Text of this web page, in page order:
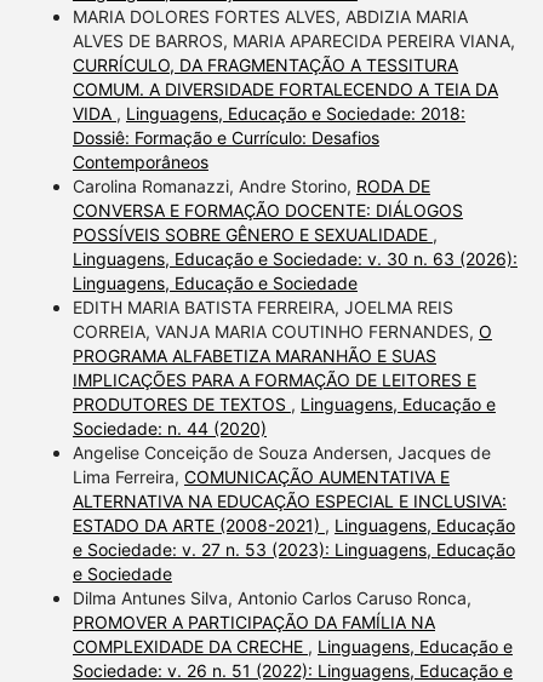
MARIA DOLORES FORTES ALVES, ABDIZIA MARIA
ALVES DE BARROS, MARIA APARECIDA PEREIRA VIANA,
CURRÍCULO, DA FRAGMENTAÇÃO A TESSITURA
COMUM. A DIVERSIDADE FORTALECENDO A TEIA DA
VIDA , Linguagens, Educação e Sociedade: 2018:
Dossiê: Formação e Currículo: Desafios
Contemporâneos
Carolina Romanazzi, Andre Storino, RODA DE
CONVERSA E FORMAÇÃO DOCENTE: DIÁLOGOS
POSSÍVEIS SOBRE GÊNERO E SEXUALIDADE ,
Linguagens, Educação e Sociedade: v. 30 n. 63 (2026):
Linguagens, Educação e Sociedade
EDITH MARIA BATISTA FERREIRA, JOELMA REIS
CORREIA, VANJA MARIA COUTINHO FERNANDES, O
PROGRAMA ALFABETIZA MARANHÃO E SUAS
IMPLICAÇÕES PARA A FORMAÇÃO DE LEITORES E
PRODUTORES DE TEXTOS , Linguagens, Educação e
Sociedade: n. 44 (2020)
Angelise Conceição de Souza Andersen, Jacques de
Lima Ferreira, COMUNICAÇÃO AUMENTATIVA E
ALTERNATIVA NA EDUCAÇÃO ESPECIAL E INCLUSIVA:
ESTADO DA ARTE (2008-2021) , Linguagens, Educação
e Sociedade: v. 27 n. 53 (2023): Linguagens, Educação
e Sociedade
Dilma Antunes Silva, Antonio Carlos Caruso Ronca,
PROMOVER A PARTICIPAÇÃO DA FAMÍLIA NA
COMPLEXIDADE DA CRECHE , Linguagens, Educação e
Sociedade: v. 26 n. 51 (2022): Linguagens, Educação e